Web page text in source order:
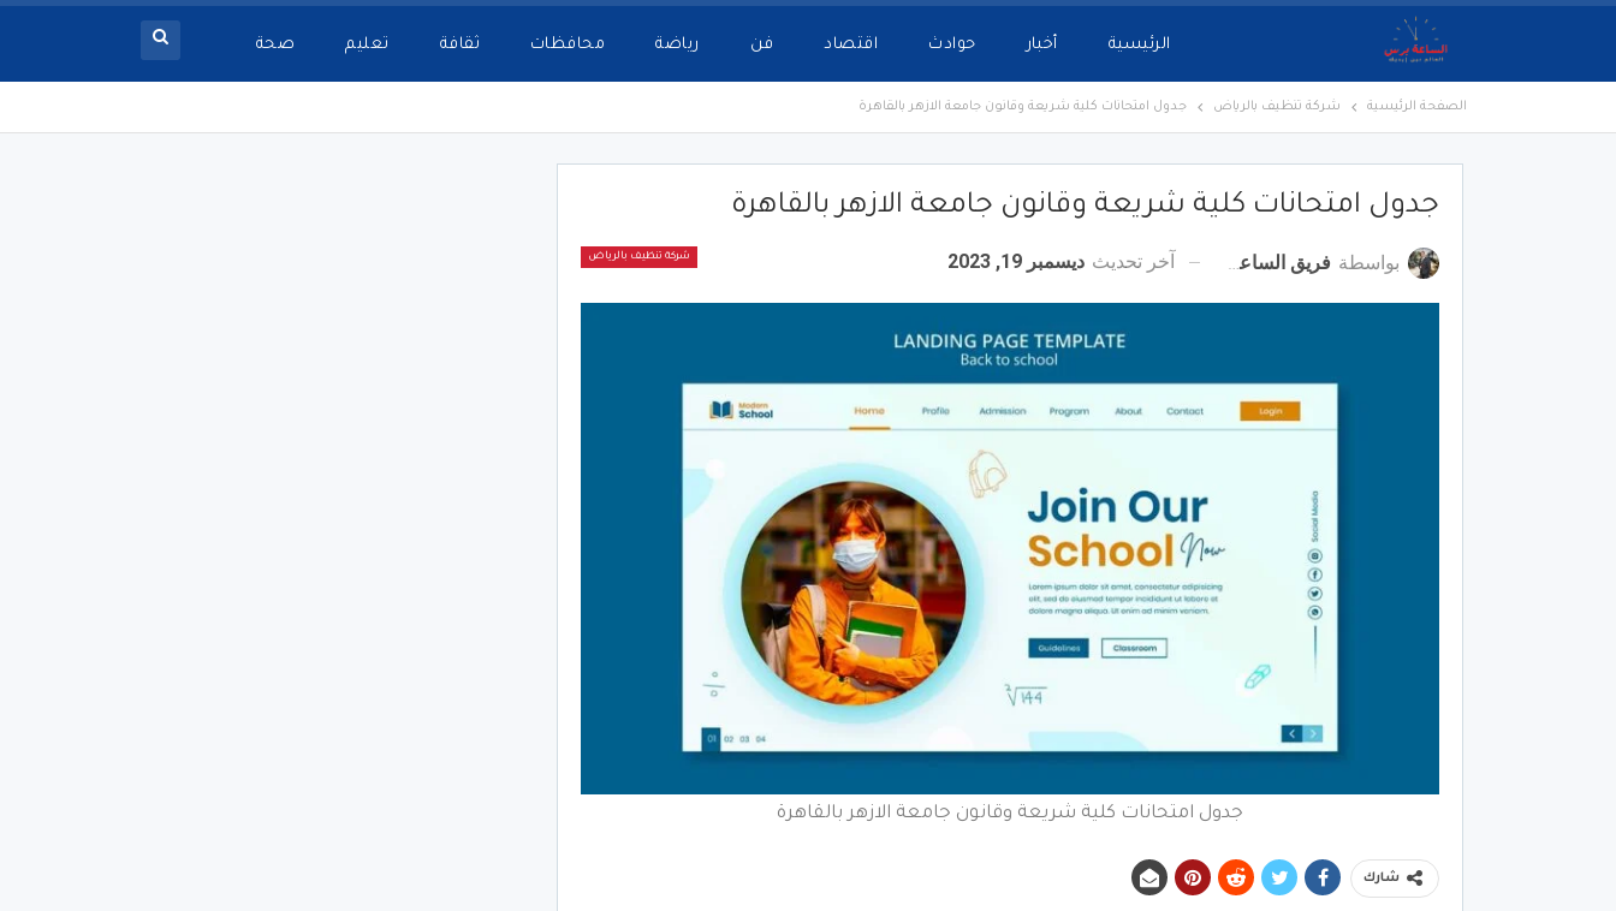
الرئيسية أخبار حوادث اقتصاد فن رياضة محافظات ثقافة تعليم صحة
الصفحة الرئيسية شركة تنظيف بالرياض جدول امتحانات كلية شريعة وقانون جامعة الازهر بالقاهرة
جدول امتحانات كلية شريعة وقانون جامعة الازهر بالقاهرة
شركة تنظيف بالرياض بواسطة فريق الساعة برس آخر تحديث ديسمبر 19, 2023
جدول امتحانات كلية شريعة وقانون جامعة الازهر بالقاهرة
شارك